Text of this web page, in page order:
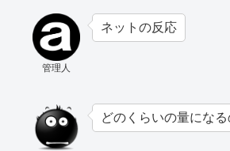
管理人
ネットの反応
どのくらいの量になる